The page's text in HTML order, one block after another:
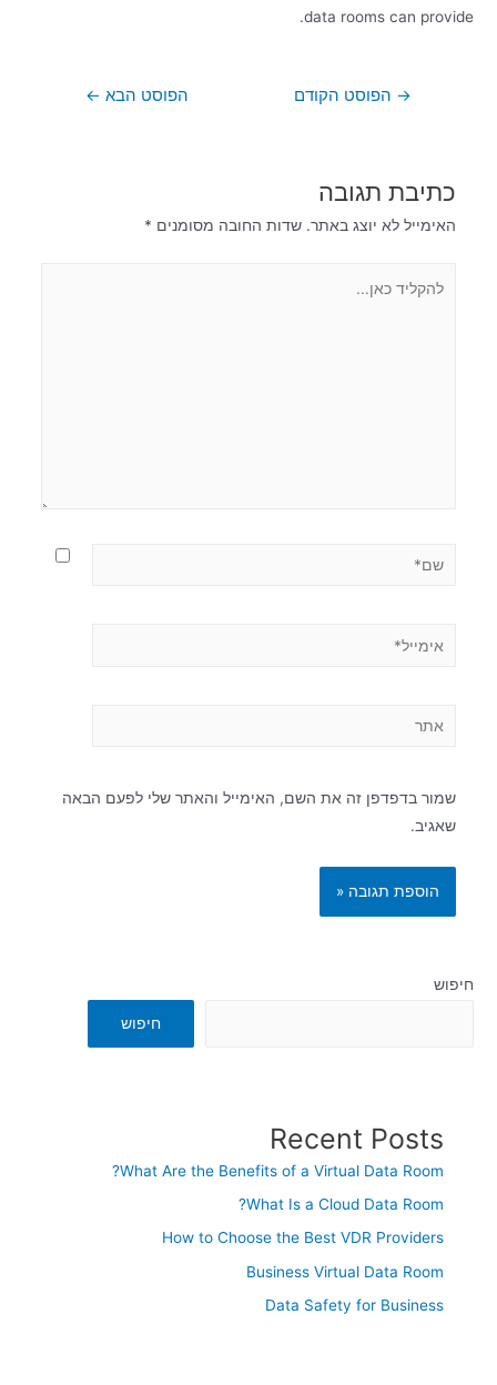
data rooms can provide.
→ הפוסט הקודם הפוסט הבא ←
כתיבת תגובה
האימייל לא יוצג באתר. שדות החובה מסומנים *
שמור בדפדפן זה את השם, האימייל והאתר שלי לפעם הבאה
שאגיב.
חיפוש
חיפוש
Recent Posts
What Are the Benefits of a Virtual Data Room?
What Is a Cloud Data Room?
How to Choose the Best VDR Providers
Business Virtual Data Room
Data Safety for Business